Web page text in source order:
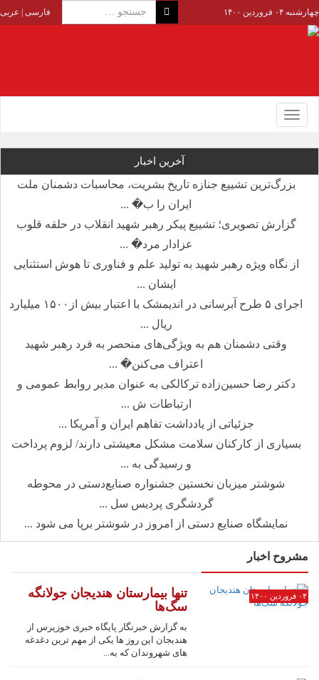
چهارشنبه ۰۴ فروردین ۱۴۰۰ فارسی عربی
Toggle
navigation
آخرین اخبار
بزرگ‌ترین تشییع جنازه تاریخ بشریت، محاسبات دشمنان ملت
ایران را ب� ...
گزارش تصویری؛ تشییع پیکر رهبر شهید انقلاب در حلقه قلوب
عزادار مرد� ...
از نگاه ویژه رهبر شهید به تولید علم و فناوری تا هوش استثنایی
ایشان ...
اجرای ۵ طرح آبرسانی در اندیمشک با اعتبار بیش از۱۵۰۰ میلیارد
ریال ...
وقتی دشمنان هم به ویژگی‌های منحصر به فرد رهبر شهید
اعتراف می‌کنن� ...
دکتر رضا حسین‌زاده ترکالکی به عنوان مدیر روابط عمومی و
ارتباطات ش ...
جزئیاتی از یادداشت تفاهم ایران و آمریکا ...
بسیاری از کارکنان سلامت مشکل معیشتی دارند/ لزوم پرداخت
و رسیدگی به ...
شوشتر میزبان نخستین جشنواره صنایع‌دستی در محوطه
گردشگری پردیس سل ...
نمایشگاه صنایع دستی از امروز در شوشتر برپا می شود ...
مشروح اخبار
۰۴ فروردین ۱۴۰۰
تنها بیمارستان هندیجان جولانگه
سگ‌ها
به گزارش خبرنگار پایگاه خبری خوزپرس از
هندیجان این روز ها یکی از مهم ترین دغدغه
های شهروندان که به...